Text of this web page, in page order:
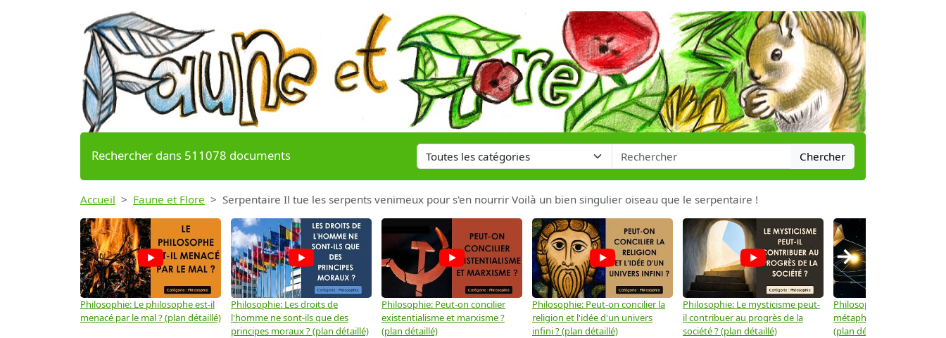
Rechercher dans 511078 documents Chercher
Accueil Faune et Flore Serpentaire Il tue les serpents venimeux pour s'en nourrir Voilà un bien singulier oiseau que le serpentaire !
Philosophie: Le philosophe est-il
menacé par le mal ? (plan détaillé)
Philosophie: Les droits de
l'homme ne sont-ils que des
principes moraux ? (plan détaillé)
Philosophie: Peut-on concilier
existentialisme et marxisme ?
(plan détaillé)
Philosophie: Peut-on concilier la
religion et l'idée d'un univers
infini ? (plan détaillé)
Philosophie: Le mysticisme peut-
il contribuer au progrès de la
société ? (plan détaillé)
Philosophie: Peut-on lier la
métaphysique à la
(plan détaillé)
→